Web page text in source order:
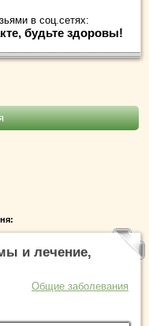
в соц.сетях:
будьте здоровы!
и лечение,
Общие заболевания